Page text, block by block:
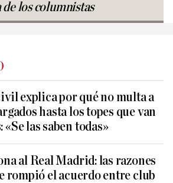
los columnistas
explica por qué no multa a
hasta los topes que van
las saben todas»
al Real Madrid: las razones
rompió el acuerdo entre club